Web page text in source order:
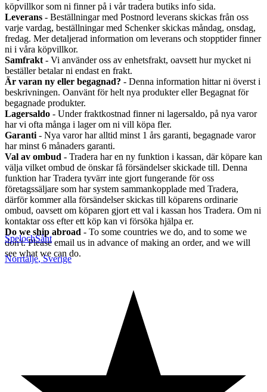
köpvillkor som ni finner på i vår tradera butiks info sida.
Leverans - Beställningar med Postnord leverans skickas från oss
varje vardag, beställningar med Schenker skickas måndag, onsdag,
fredag. Mer detaljerad information om leverans och stopptider finner
ni i våra köpvillkor.
Samfrakt - Vi använder oss av enhetsfrakt, oavsett hur mycket ni
beställer betalar ni endast en frakt.
Är varan ny eller begagnad? - Denna information hittar ni överst i
beskrivningen. Oanvänt för helt nya produkter eller Begagnat för
begagnade produkter.
Lagersaldo - Under fraktkostnad finner ni lagersaldo, på nya varor
har vi ofta många i lager om ni vill köpa fler.
Garanti - Nya varor har alltid minst 1 års garanti, begagnade varor
har minst 6 månaders garanti.
Val av ombud - Tradera har en ny funktion i kassan, där köpare kan
välja vilket ombud de önskar få försändelser skickade till. Denna
funktion har Tradera tyvärr inte gjort fungerande för oss
företagssäljare som har system sammankopplade med Tradera,
därför kommer alla försändelser skickas till köparens ordinarie
ombud, oavsett om köparen gjort ett val i kassan hos Tradera. Om ni
kontaktar oss efter ett köp kan vi försöka hjälpa er.
Do we ship abroad - To some countries we do, and to some we
don't. Please email us in advance of making an order, and we will
see what we can do.
SpelochSånt
Norrtälje,Sverige